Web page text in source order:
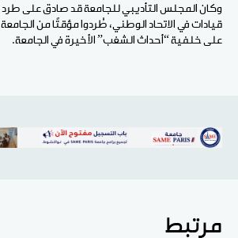
على خلفية “أحداث الشغب” الأخيرة في الجامعة.
مرتبط